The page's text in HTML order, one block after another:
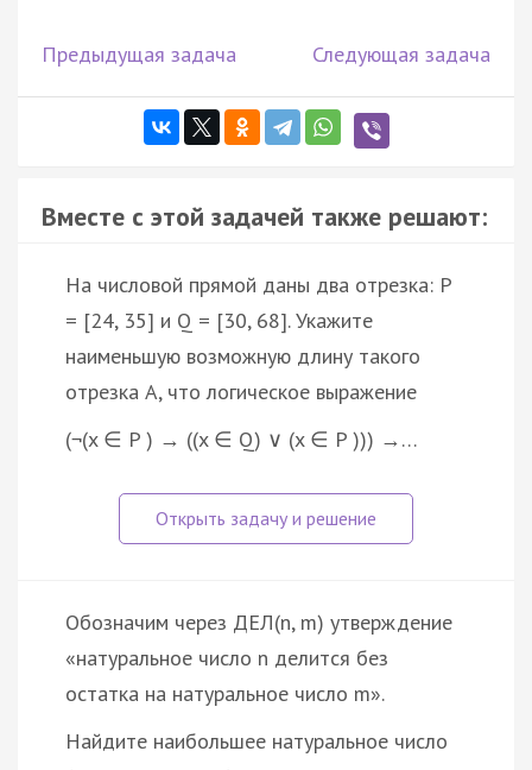
Предыдущая задача Следующая задача
Вместе с этой задачей также решают:
На числовой прямой даны два отрезка: P
= [24, 35] и Q = [30, 68]. Укажите
наименьшую возможную длину такого
отрезка A, что логическое выражение
(¬(x ∈ P ) → ((x ∈ Q) ∨ (x ∈ P ))) →…
Обозначим через ДЕЛ(n, m) утверждение
«натуральное число n делится без
остатка на натуральное число m».
Найдите наибольшее натуральное число